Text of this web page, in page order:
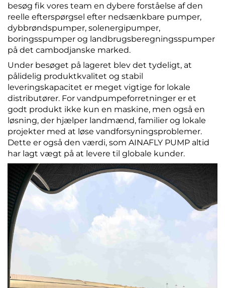
besøg fik vores team en dybere forståelse af den
reelle efterspørgsel efter nedsænkbare pumper,
dybbrøndspumper, solenergipumper,
boringsspumper og landbrugsberegningsspumper
på det cambodjanske marked.
Under besøget på lageret blev det tydeligt, at
pålidelig produktkvalitet og stabil
leveringskapacitet er meget vigtige for lokale
distributører. For vandpumpeforretninger er et
godt produkt ikke kun en maskine, men også en
løsning, der hjælper landmænd, familier og lokale
projekter med at løse vandforsyningsproblemer.
Dette er også den værdi, som AINAFLY PUMP altid
har lagt vægt på at levere til globale kunder.